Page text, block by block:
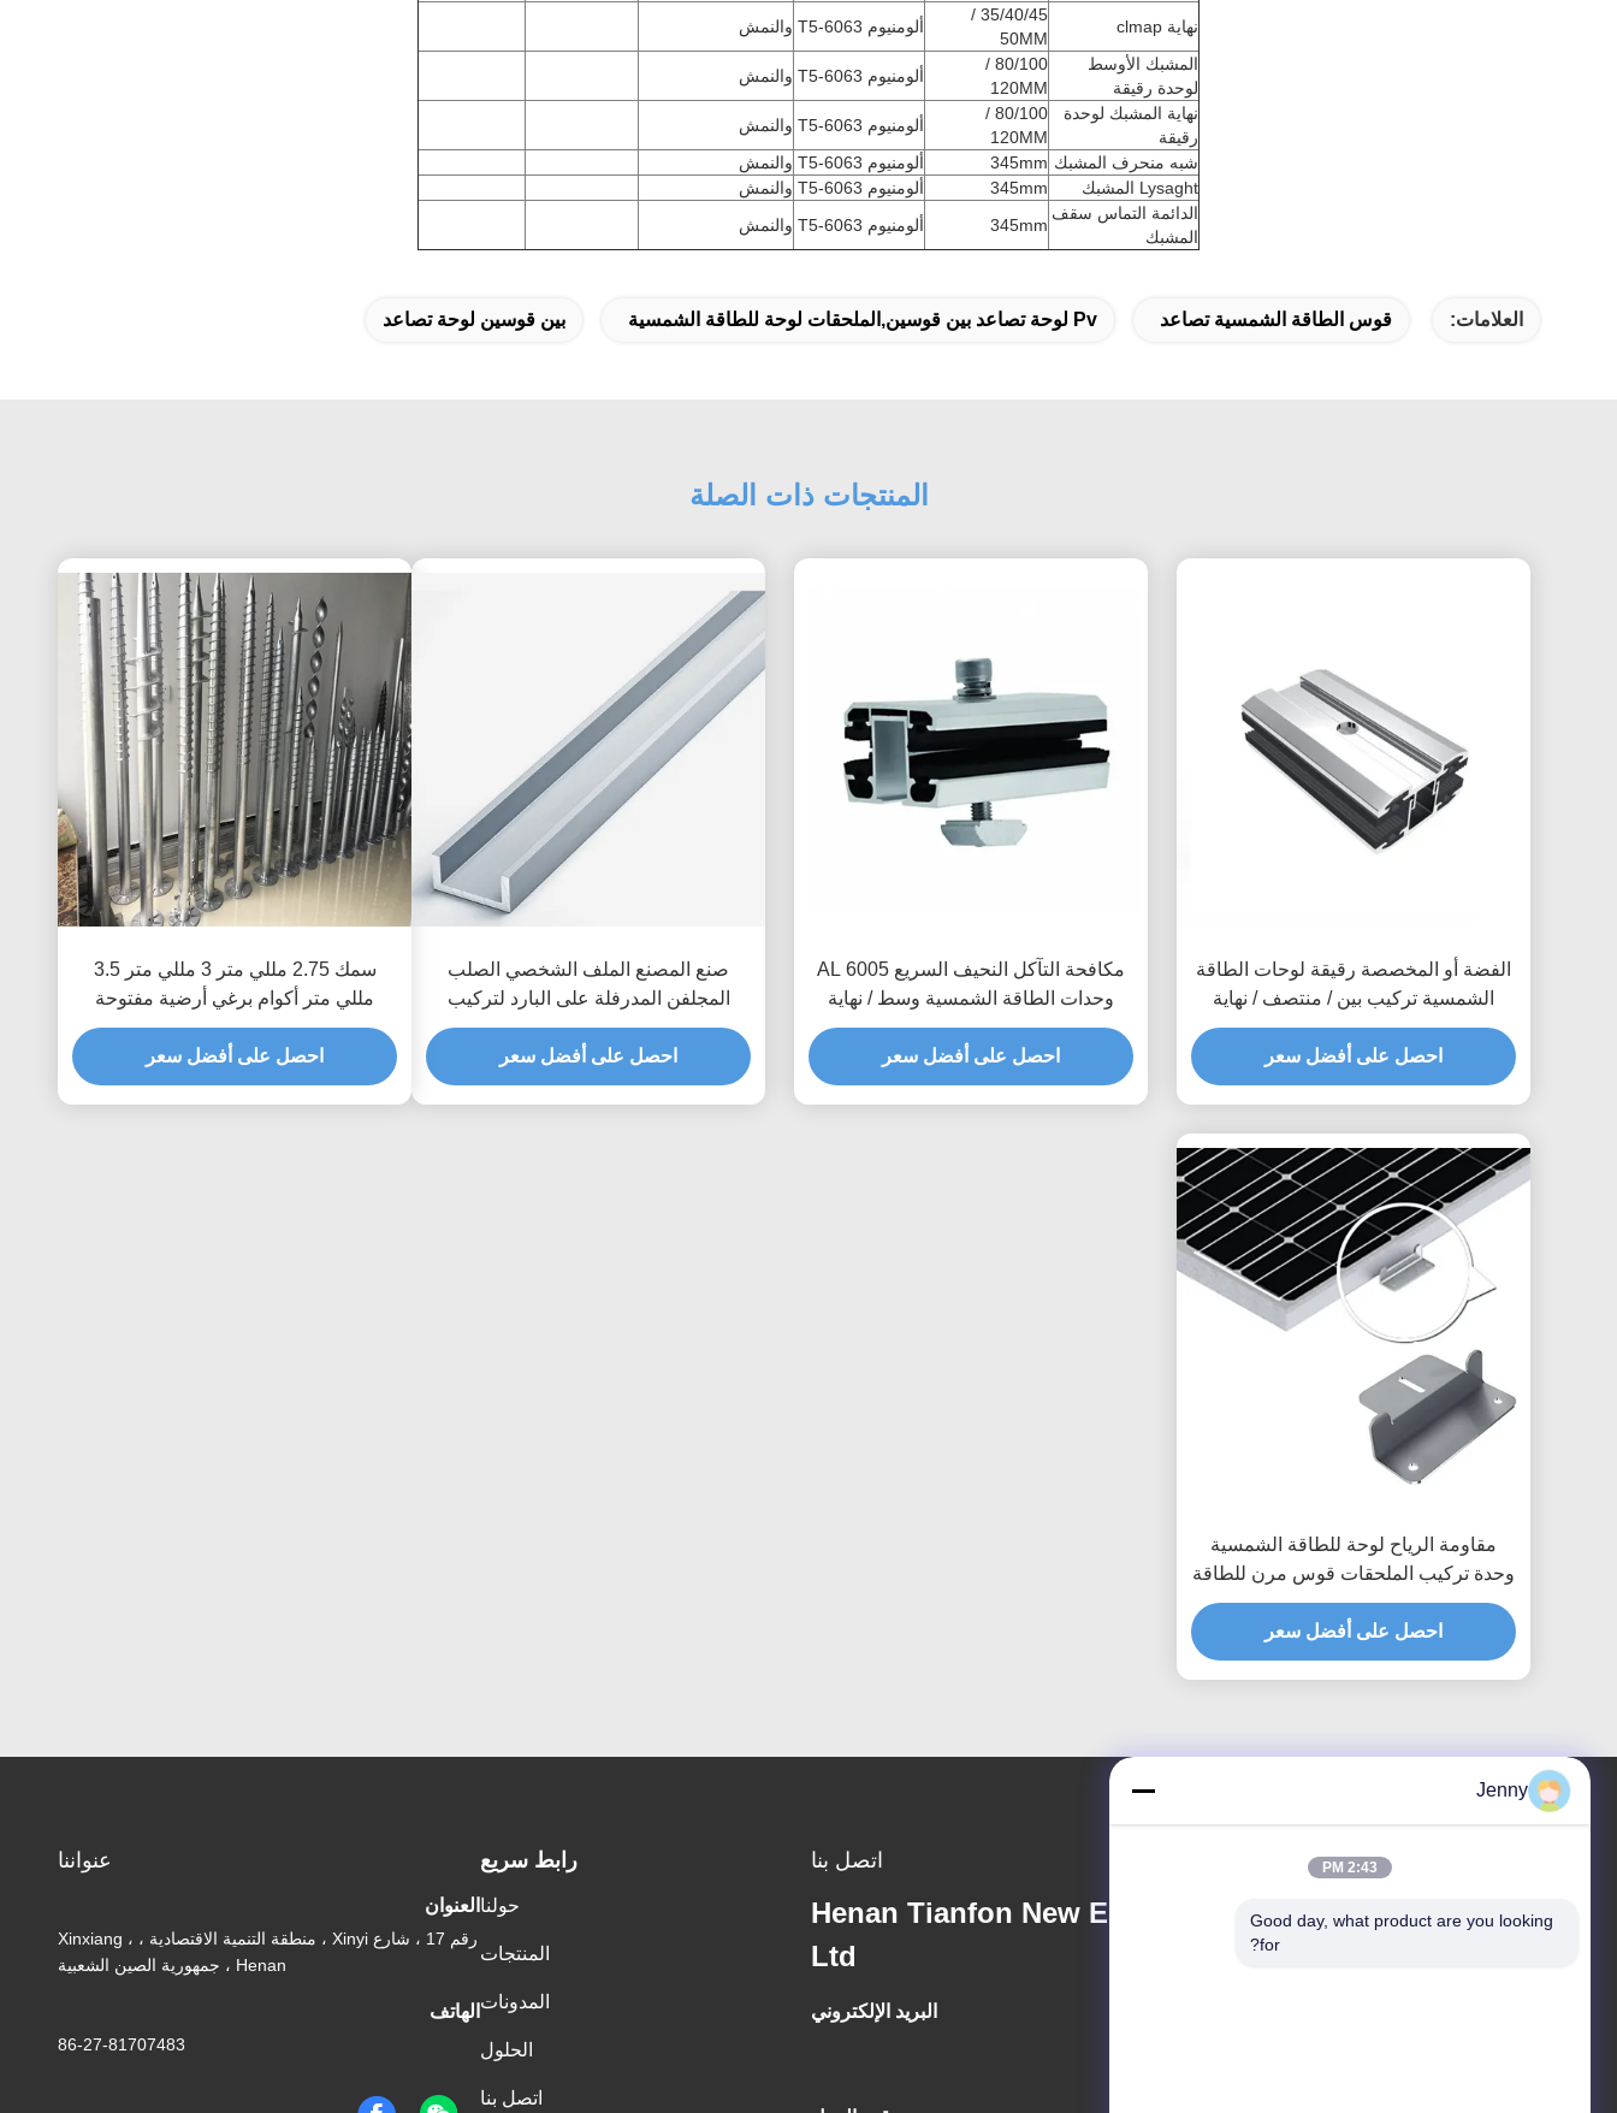
نهاية clmap
35/40/45 /
50MM
ألومنيوم 6063-T5
والنمش
المشبك الأوسط
لوحدة رقيقة
80/100 /
120MM
ألومنيوم 6063-T5
والنمش
نهاية المشبك لوحدة
رقيقة
80/100 /
120MM
ألومنيوم 6063-T5
والنمش
شبه منحرف المشبك 345mm ألومنيوم 6063-T5
والنمش
Lysaght المشبك
345mm ألومنيوم 6063-T5
والنمش
الدائمة التماس سقف
المشبك
345mm ألومنيوم 6063-T5 والنمش
العلامات: قوس الطاقة الشمسية تصاعد Pv لوحة تصاعد بين قوسين,الملحقات لوحة للطاقة الشمسية بين قوسين لوحة تصاعد
المنتجات ذات الصلة
الفضة أو المخصصة رقيقة لوحات الطاقة
الشمسية تركيب بين / منتصف / نهاية
المقبضات لأنظمة الطاقة الشمسية
احصل على أفضل سعر
مكافحة التآكل النحيف السريع AL 6005
وحدات الطاقة الشمسية وسط / نهاية
المقبضات
احصل على أفضل سعر
صنع المصنع الملف الشخصي الصلب
المجلفن المدرفلة على البارد لتركيب
لوحة الكهروضوئية C قناة الصلب تبختر
دعامة الطاقة الشمسية الدعامة
احصل على أفضل سعر
سمك 2.75 مللي متر 3 مللي متر 3.5
مللي متر أكوام برغي أرضية مفتوحة
المجال القطب المراسي الرياح 60m / S
مكون تركيب الطاقة الشمسية
احصل على أفضل سعر
مقاومة الرياح لوحة للطاقة الشمسية
وحدة تركيب الملحقات قوس مرن للطاقة
الشمسية السكك الحديدية تصاعد
احصل على أفضل سعر
اتصل بنا
Henan Tianfon New Energy Tech. Co.,
Ltd
البريد الإلكتروني
رابط سريع
حولنا
المنتجات
المدونات
الحلول
اتصل بنا
عنواننا
العنوان
رقم 17 ، شارع Xinyi ، منطقة التنمية الاقتصادية ، Xinxiang ،
Henan ، جمهورية الصين الشعبية
الهاتف
86-27-81707483
Jenny
2:43 PM
Good day, what product are you looking
for?